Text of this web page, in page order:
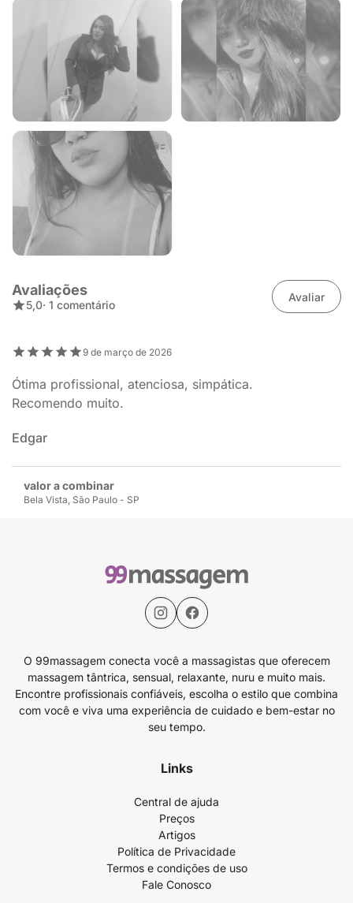
valor a combinar
Bela Vista, São Paulo - SP
Avaliações
5,0· 1 comentário
Avaliar
9 de março de 2026
Ótima profissional, atenciosa, simpática.
Recomendo muito.
Edgar
O 99massagem conecta você a massagistas que oferecem
massagem tântrica, sensual, relaxante, nuru e muito mais.
Encontre profissionais confiáveis, escolha o estilo que combina
com você e viva uma experiência de cuidado e bem-estar no
seu tempo.
Links
Central de ajuda
Preços
Artigos
Política de Privacidade
Termos e condições de uso
Fale Conosco